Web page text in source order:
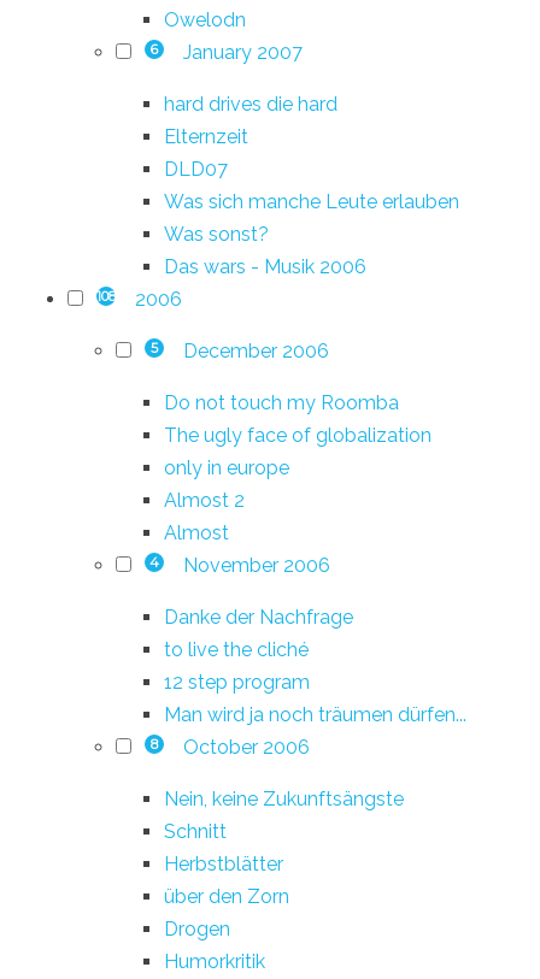
Owelodn
6 January 2007
hard drives die hard
Elternzeit
DLD07
Was sich manche Leute erlauben
Was sonst?
Das wars - Musik 2006
108 2006
5 December 2006
Do not touch my Roomba
The ugly face of globalization
only in europe
Almost 2
Almost
4 November 2006
Danke der Nachfrage
to live the cliché
12 step program
Man wird ja noch träumen dürfen...
8 October 2006
Nein, keine Zukunftsängste
Schnitt
Herbstblätter
über den Zorn
Drogen
Humorkritik